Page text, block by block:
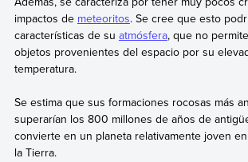
impactos de meteoritos. Se cree que esto
características de su atmósfera, que no
objetos provenientes del espacio por su
temperatura.
Se estima que sus formaciones rocosas más
superarían los 800 millones de años de
convierte en un planeta relativamente joven
la Tierra.